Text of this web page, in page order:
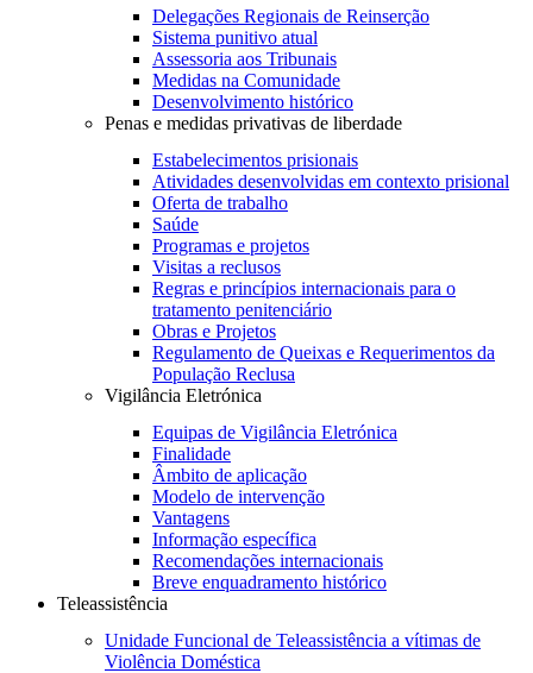
Delegações Regionais de Reinserção
Sistema punitivo atual
Assessoria aos Tribunais
Medidas na Comunidade
Desenvolvimento histórico
Penas e medidas privativas de liberdade
Estabelecimentos prisionais
Atividades desenvolvidas em contexto prisional
Oferta de trabalho
Saúde
Programas e projetos
Visitas a reclusos
Regras e princípios internacionais para o
tratamento penitenciário
Obras e Projetos
Regulamento de Queixas e Requerimentos da
População Reclusa
Vigilância Eletrónica
Equipas de Vigilância Eletrónica
Finalidade
Âmbito de aplicação
Modelo de intervenção
Vantagens
Informação específica
Recomendações internacionais
Breve enquadramento histórico
Teleassistência
Unidade Funcional de Teleassistência a vítimas de
Violência Doméstica